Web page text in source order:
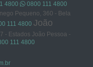
4800 0800 111 4800
Pequeno, 360 - Bela
111 4800 João
- Estados João Pessoa -
111 4800